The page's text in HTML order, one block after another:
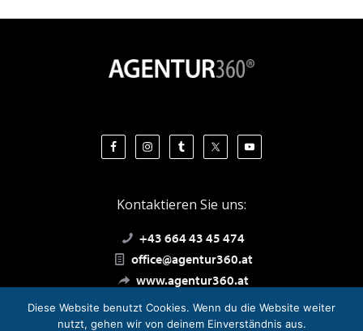
Kontaktieren Sie uns:
+43 664 43 45 474
office@agentur360.at
www.agentur360.at
Diese Website benutzt Cookies. Wenn du die Website weiter
nutzt, gehen wir von deinem Einverständnis aus.